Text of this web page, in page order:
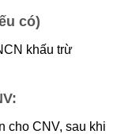
có)
khấu trừ
CNV, sau khi